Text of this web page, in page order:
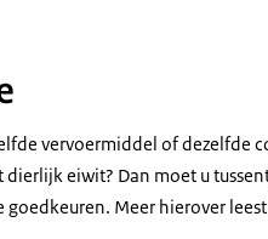
vervoermiddel of dezelfde
eiwit? Dan moet u
Meer hierover